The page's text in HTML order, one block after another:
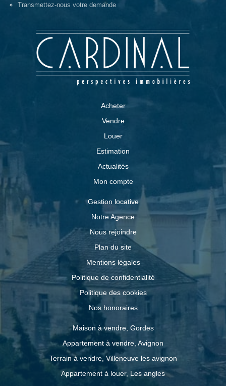
Transmettez-nous votre demande
Acheter
Vendre
Louer
Estimation
Actualités
Mon compte
Gestion locative
Notre Agence
Nous rejoindre
Plan du site
Mentions légales
Politique de confidentialité
Politique des cookies
Nos honoraires
Maison à vendre, Gordes
Appartement à vendre, Avignon
Terrain à vendre, Villeneuve les avignon
Appartement à louer, Les angles